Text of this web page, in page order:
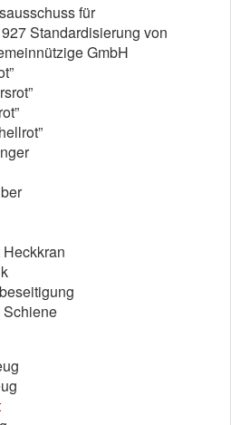
für
Standardisierung von
GmbH